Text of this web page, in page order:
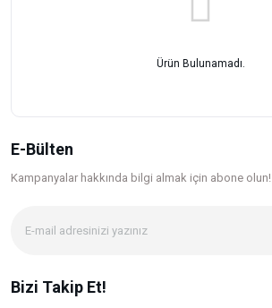
Ürün Bulunamadı.
E-Bülten
Kampanyalar hakkında bilgi almak için abone olun!
Bizi Takip Et!